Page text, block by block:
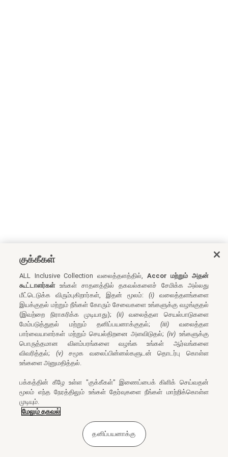
குக்கீகள்
ALL Inclusive Collection வலைத்தளத்தில், Accor மற்றும் அதன்
கூட்டாளர்கள்உங்கள் சாதனத்தில் தகவல்களைச் சேமிக்க அல்லது
மீட்டெடுக்க விரும்புகிறார்கள், இதன் மூலம்: (i)வலைத்தளங்களை
இயக்குதல் மற்றும் நீங்கள் கோரும் சேவைகளை உங்களுக்கு வழங்குதல்
(இவற்றை நிராகரிக்க முடியாது);(ii) வலைத்தள செயல்பாடுகளை
மேம்படுத்துதல் மற்றும் தனிப்பயனாக்குதல்; (iii)வலைத்தள
பார்வையாளர்கள் மற்றும் செயல்திறனை அளவிடுதல்;(iv) உங்களுக்கு
பொருத்தமான விளம்பரங்களை வழங்க உங்கள் ஆர்வங்களை
விவரித்தல்; (v)சமூக வலைப்பின்னல்களுடன் தொடர்பு கொள்ள
உங்களை அனுமதித்தல்.
பக்கத்தின் கீழே உள்ள "குக்கீகள்" இணைப்பைக் கிளிக் செய்வதன்
மூலம் எந்த நேரத்திலும் உங்கள் தேர்வுகளை நீங்கள் மாற்றிக்கொள்ள
முடியும்.
மேலும் தகவல்
தனிப்பயனாக்கு